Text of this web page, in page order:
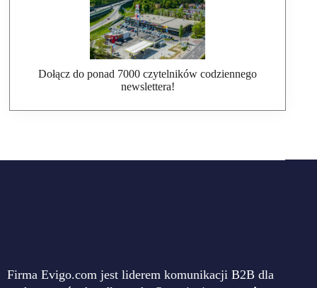
Dołącz do ponad 7000 czytelników codziennego
newslettera!
Firma Evigo.com jest liderem komunikacji B2B dla